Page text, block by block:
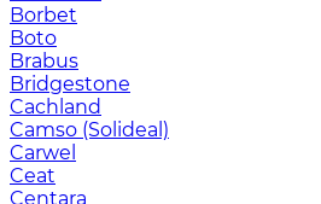
Borbet
Boto
Brabus
Bridgestone
Cachland
Camso (Solideal)
Carwel
Ceat
Centara